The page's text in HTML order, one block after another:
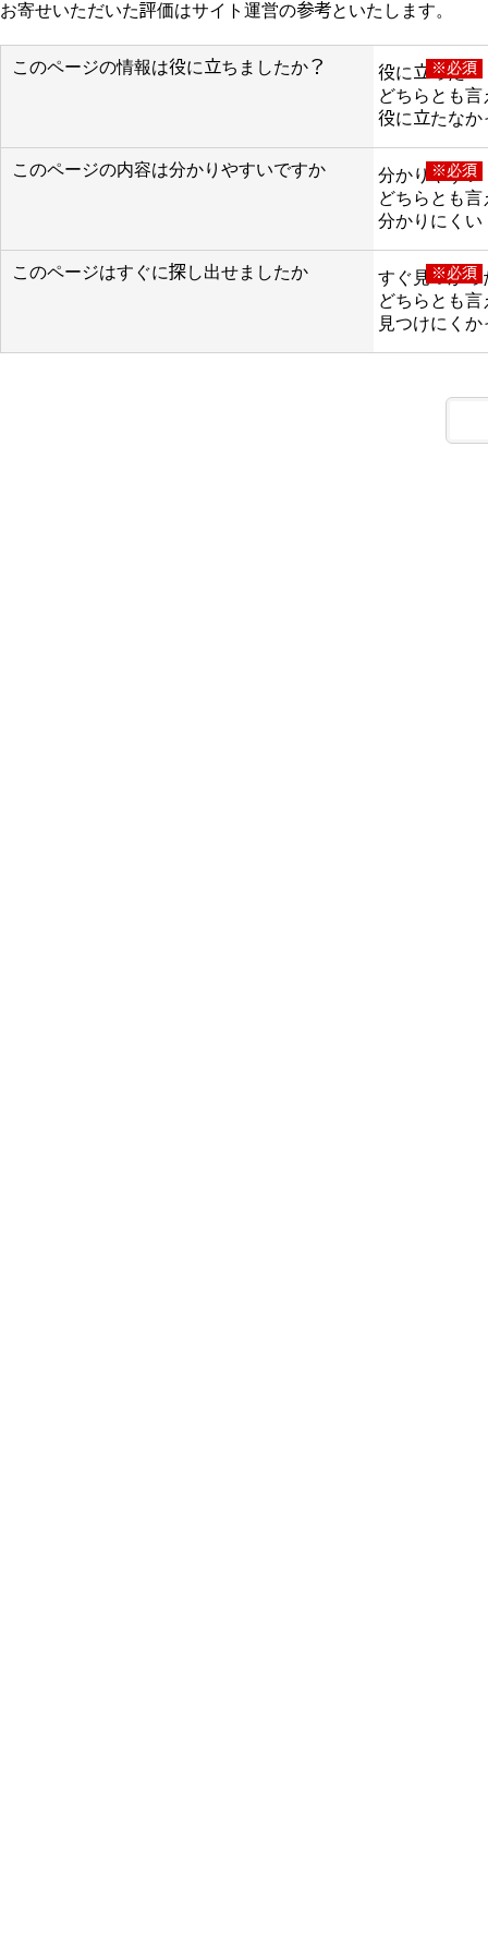
お寄せいただいた評価はサイト運営の参考といたします。
このページの情報は役に立ちましたか？ ※必須
役に立った
どちらとも言
役に立たなか
このページの内容は分かりやすいですか ※必須
分かりやすい
どちらとも言
分かりにくい
このページはすぐに探し出せましたか ※必須
すぐ見つかっ
どちらとも言
見つけにくか